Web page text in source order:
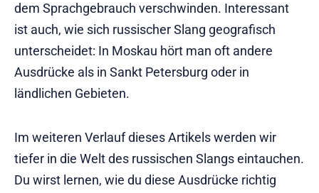
dem Sprachgebrauch verschwinden. Interessant
ist auch, wie sich russischer Slang geografisch
unterscheidet: In Moskau hört man oft andere
Ausdrücke als in Sankt Petersburg oder in
ländlichen Gebieten.
Im weiteren Verlauf dieses Artikels werden wir
tiefer in die Welt des russischen Slangs eintauchen.
Du wirst lernen, wie du diese Ausdrücke richtig